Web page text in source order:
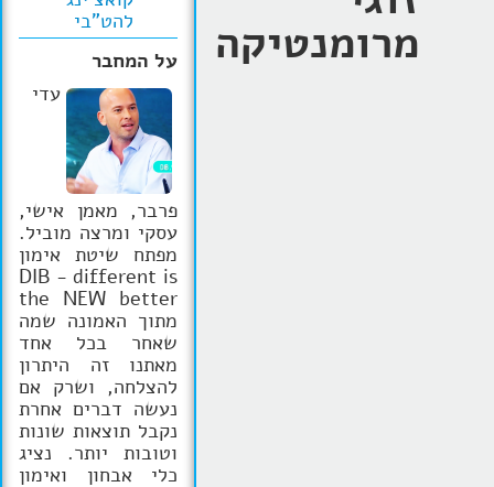
להט"בי
על המחבר
עדי
פרבר, מאמן אישי,
עסקי ומרצה מוביל.
מפתח שיטת אימון
DIB - different is
the NEW better
מתוך האמונה שמה
שאחר בכל אחד
מאתנו זה היתרון
להצלחה, ושרק אם
נעשה דברים אחרת
נקבל תוצאות שונות
וטובות יותר. נציג
כלי אבחון ואימון
מרומנטיקה